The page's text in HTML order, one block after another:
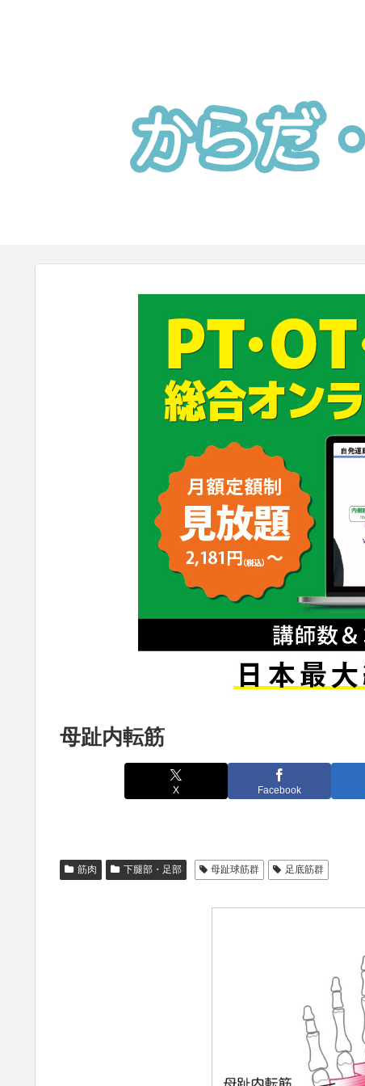
母趾内転筋
X Facebook
筋肉 下腿部・足部 母趾球筋群 足底筋群